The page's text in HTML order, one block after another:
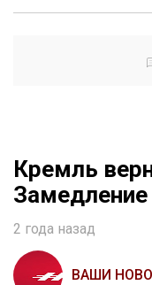
Кремль
Замедление
2 года назад
ВАШИ